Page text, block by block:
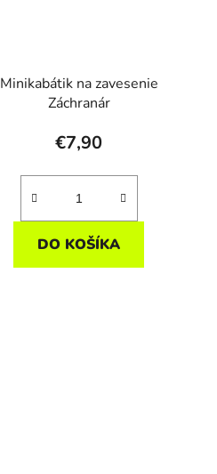
Minikabátik na zavesenie
Záchranár
€7,90
DO KOŠÍKA